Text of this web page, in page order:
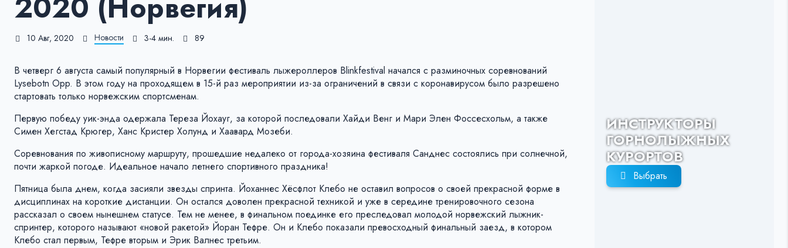
10 Авг, 2020 Новости 3-4 мин. 89
В четверг 6 августа самый популярный в Норвегии фестиваль лыжероллеров Blinkfestival начался с разминочных соревнований
Lysebotn Opp. В этом году на проходящем в 15-й раз мероприятии из-за ограничений в связи с коронавирусом было разрешено
стартовать только норвежским спортсменам.
Первую победу уик-энда одержала Тереза ​​Йохауг, за которой последовали Хайди Венг и Мари Элен Фоссесхольм, а также
Симен Хегстад ​​Крюгер, Ханс Кристер Холунд и Хаавард Мозеби.
Соревнования по живописному маршруту, прошедшие недалеко от города-хозяина фестиваля Санднес состоялись при солнечной,
почти жаркой погоде. Идеальное начало летнего спортивного праздника!
Пятница была днем, когда засияли звезды спринта. Йоханнес Хёсфлот Клебо не оставил вопросов о своей прекрасной форме в
дисциплинах на короткие дистанции. Он остался доволен прекрасной техникой и уже в середине тренировочного сезона
рассказал о своем нынешнем статусе. Тем не менее, в финальном поединке его преследовал молодой норвежский лыжник-
спринтер, которого называют «новой ракетой» Йоран Тефре. Он и Клебо показали превосходный финальный заезд, в котором
Клебо стал первым, Тефре вторым и Эрик Валнес третьим.
ИНСТРУКТОРЫ
ГОРНОЛЫЖНЫХ
КУРОРТОВ
Выбрать